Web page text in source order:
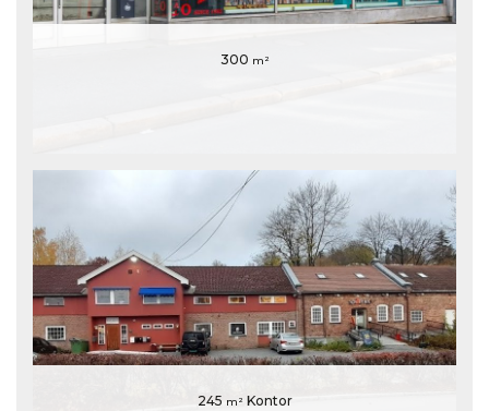
300 m²
245 m² Kontor